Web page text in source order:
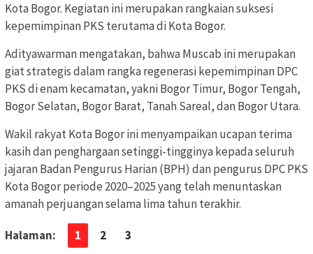
Kota Bogor. Kegiatan ini merupakan rangkaian suksesi
kepemimpinan PKS terutama di Kota Bogor.
Adityawarman mengatakan, bahwa Muscab ini merupakan
giat strategis dalam rangka regenerasi kepemimpinan DPC
PKS di enam kecamatan, yakni Bogor Timur, Bogor Tengah,
Bogor Selatan, Bogor Barat, Tanah Sareal, dan Bogor Utara.
Wakil rakyat Kota Bogor ini menyampaikan ucapan terima
kasih dan penghargaan setinggi-tingginya kepada seluruh
jajaran Badan Pengurus Harian (BPH) dan pengurus DPC PKS
Kota Bogor periode 2020–2025 yang telah menuntaskan
amanah perjuangan selama lima tahun terakhir.
Halaman: 1 2 3